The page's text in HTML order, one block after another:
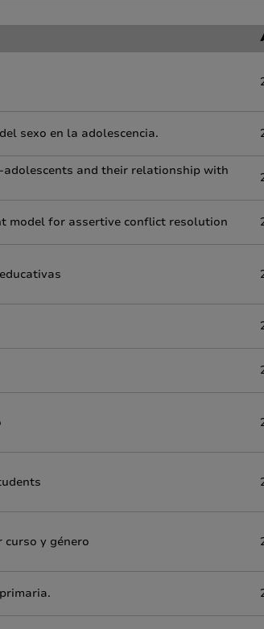
sexo en la adolescencia.
and their relationship with
model for assertive conflict resolution
y género